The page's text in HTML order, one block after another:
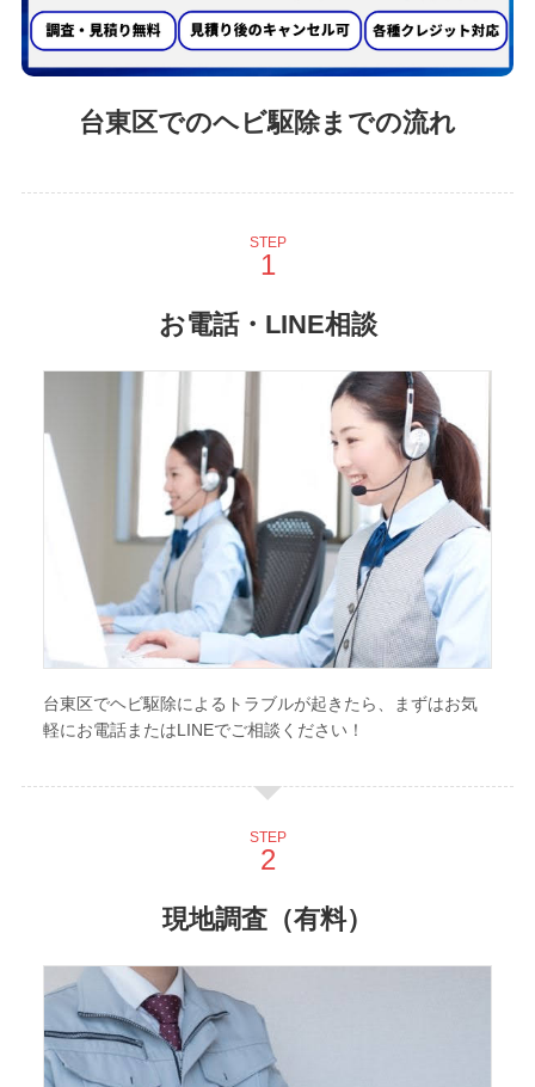
台東区でのヘビ駆除までの流れ
STEP
お電話・LINE相談
台東区でヘビ駆除によるトラブルが起きたら、まずはお気
軽にお電話またはLINEでご相談ください！
STEP
現地調査（有料）